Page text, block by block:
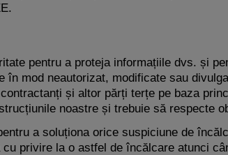
pentru a proteja informațiile dvs. și
în mod neautorizat, modificate sau
și altor părți terțe pe baza
noastre și trebuie să respecte
a soluționa orice suspiciune de
privire la o astfel de încălcare atunci